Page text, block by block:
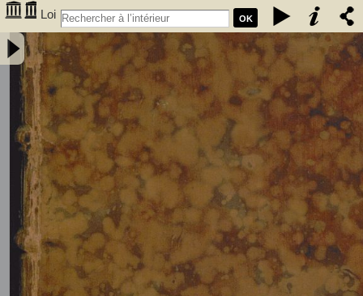
OK
Loi
fondamentale du Royaume des Pays-Bas, précedée du rapport
présenté au roi par la commission chargée de sa révision. Nouvelle
édition, revue avec soin, et augmentée d'une table des matières. -